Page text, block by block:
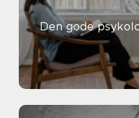
Den gode